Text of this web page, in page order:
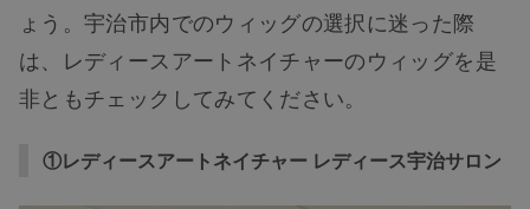
ょう。宇治市内でのウィッグの選択に迷った際
は、レディースアートネイチャーのウィッグを是
非ともチェックしてみてください。
①レディースアートネイチャー レディース宇治サロン